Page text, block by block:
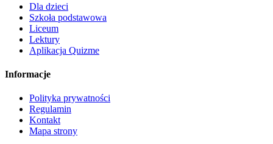
Dla dzieci
Szkoła podstawowa
Liceum
Lektury
Aplikacja Quizme
Informacje
Polityka prywatności
Regulamin
Kontakt
Mapa strony